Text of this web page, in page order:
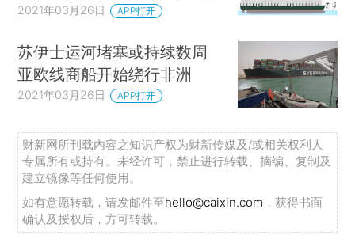
2021年03月26日 APP打开
苏伊士运河堵塞或持续数周
亚欧线商船开始绕行非洲
2021年03月26日 APP打开
财新网所刊载内容之知识产权为财新传媒及/或相关权利人
专属所有或持有。未经许可，禁止进行转载、摘编、复制及
建立镜像等任何使用。
如有意愿转载，请发邮件至hello@caixin.com ，获得书面
确认及授权后，方可转载。